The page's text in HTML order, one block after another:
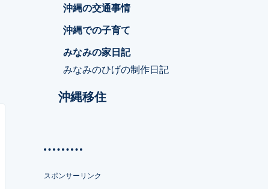
沖縄の交通事情
沖縄での子育て
みなみの家日記
みなみのひげの制作日記
沖縄移住
スポンサーリンク